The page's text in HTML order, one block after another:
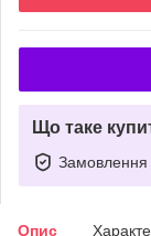
Що таке
Замовлення
Опис